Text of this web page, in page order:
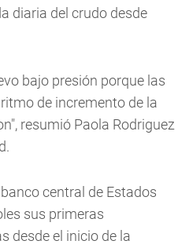
diaria del crudo desde
bajo presión porque las
de incremento de la
resumió Paola Rodriguez
central de Estados
sus primeras
desde el inicio de la